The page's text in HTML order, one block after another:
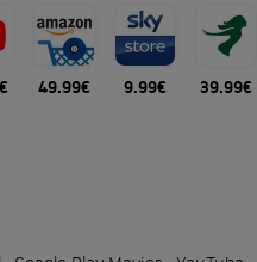
49.99€ 9.99€ 39.99€